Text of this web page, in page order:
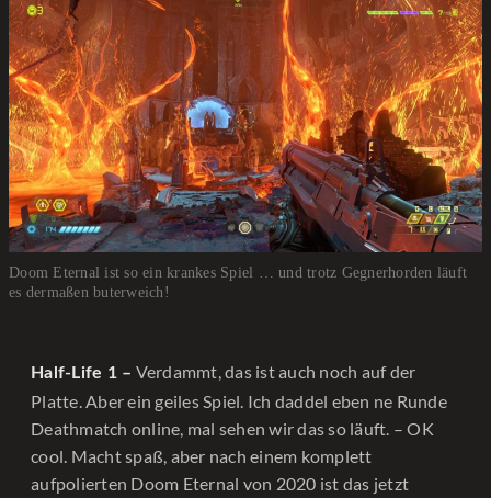
Doom Eternal ist so ein krankes Spiel … und trotz Gegnerhorden läuft
es dermaßen buterweich!
Half-Life 1 – Verdammt, das ist auch noch auf der
Platte. Aber ein geiles Spiel. Ich daddel eben ne Runde
Deathmatch online, mal sehen wir das so läuft. – OK
cool. Macht spaß, aber nach einem komplett
aufpolierten Doom Eternal von 2020 ist das jetzt